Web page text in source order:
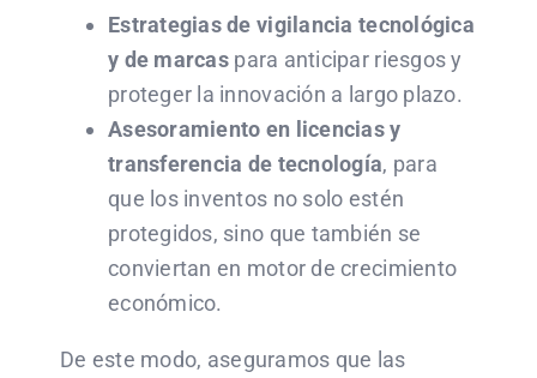
Estrategias de vigilancia tecnológica
y de marcaspara anticipar riesgos y
proteger la innovación a largo plazo.
Asesoramiento en licencias y
transferencia de tecnología, para
que los inventos no solo estén
protegidos, sino que también se
conviertan en motor de crecimiento
económico.
De este modo, aseguramos que las